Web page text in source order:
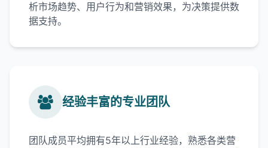
析市场趋势、用户行为和营销效果，为决策提供数
据支持。
经验丰富的专业团队
团队成员平均拥有5年以上行业经验，熟悉各类营